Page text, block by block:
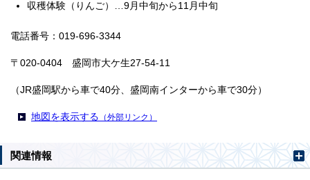
収穫体験（りんご）…9月中旬から11月中旬
電話番号：019-696-3344
〒020-0404 盛岡市大ケ生27-54-11
（JR盛岡駅から車で40分、盛岡南インターから車で30分）
地図を表示する （外部リンク）
関連情報